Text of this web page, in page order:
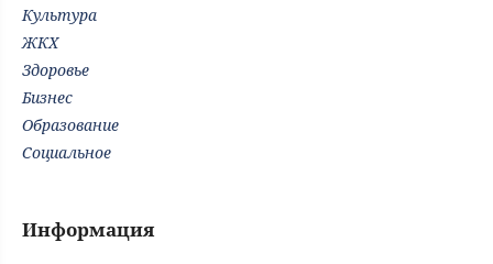
Культура
ЖКХ
Здоровье
Бизнес
Образование
Социальное
Информация